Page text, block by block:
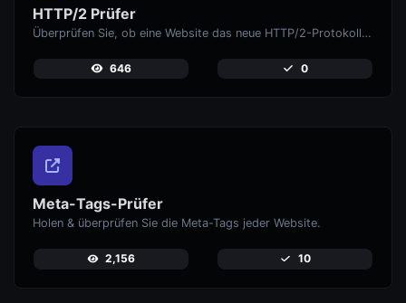
HTTP/2 Prüfer
Überprüfen Sie, ob eine Website das neue HTTP/2-Protokoll verwendet oder nicht.
646 0
Meta-Tags-Prüfer
Holen & überprüfen Sie die Meta-Tags jeder Website.
2,156 10